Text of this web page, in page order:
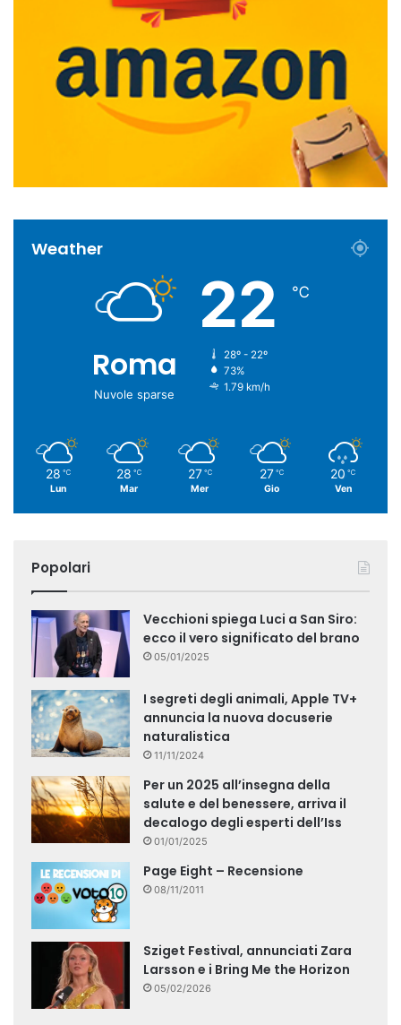
Weather
Roma
Nuvole sparse
22 ℃
28º - 22º
73%
1.79 km/h
28 ℃
Lun
28 ℃
Mar
27 ℃
Mer
27 ℃
Gio
20 ℃
Ven
Popolari
Vecchioni spiega Luci a San Siro:
ecco il vero significato del brano
05/01/2025
I segreti degli animali, Apple TV+
annuncia la nuova docuserie
naturalistica
11/11/2024
Per un 2025 all’insegna della
salute e del benessere, arriva il
decalogo degli esperti dell’Iss
01/01/2025
Page Eight – Recensione
08/11/2011
Sziget Festival, annunciati Zara
Larsson e i Bring Me the Horizon
05/02/2026